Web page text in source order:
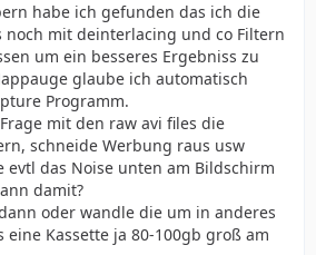
habe ich gefunden das ich die
noch mit deinterlacing und co Filtern
um ein besseres Ergebniss zu
glaube ich automatisch
Programm.
mit den raw avi files die
schneide Werbung raus usw
evtl das Noise unten am Bildschirm
damit?
oder wandle die um in anderes
eine Kassette ja 80-100gb groß am